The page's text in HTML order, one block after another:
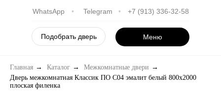
WhatsApp •
Telegram
• +7 (913) 336-32-58
Подобрать дверь Меню
Главная → Каталог → Межкомнатные двери →
Дверь межкомнатная Классик ПО С04 эмалит белый 800х2000
плоская филенка